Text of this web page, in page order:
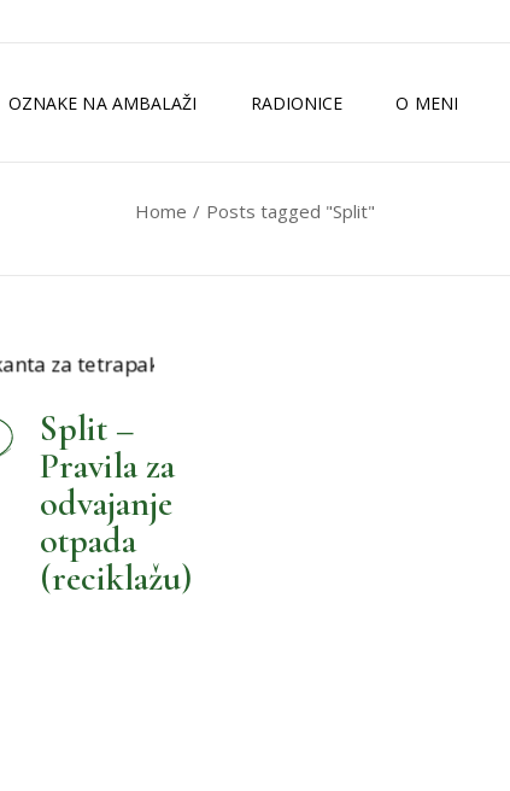
OZNAKE NA AMBALAŽI RADIONICE O MENI
Home Posts tagged "Split"
Split –
Pravila za
odvajanje
otpada
(reciklažu)